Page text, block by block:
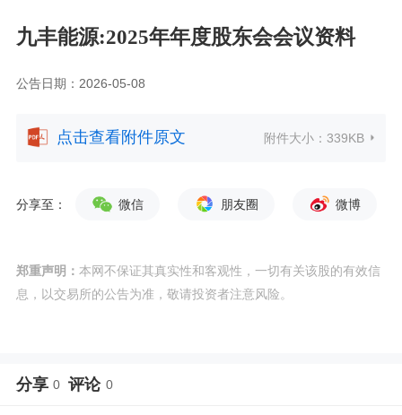
九丰能源:2025年年度股东会会议资料
公告日期：2026-05-08
点击查看附件原文 附件大小： 339KB
分享至： 微信 朋友圈 微博
郑重声明： 本网不保证其真实性和客观性，一切有关该股的有效信
息，以交易所的公告为准，敬请投资者注意风险。
分享 0 评论 0